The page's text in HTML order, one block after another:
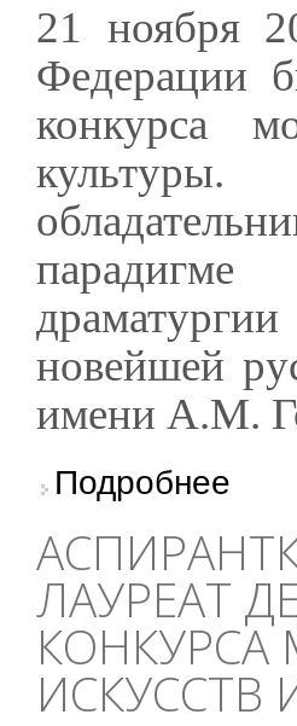
21 ноября
Федерации
конкурса
культуры.
новейшей
имени А.М.
Подробнее
ЛАУРЕАТ
ИСКУССТВ